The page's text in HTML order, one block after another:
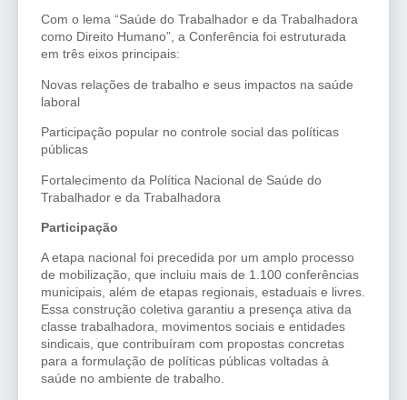
Com o lema “Saúde do Trabalhador e da Trabalhadora
como Direito Humano”, a Conferência foi estruturada
em três eixos principais:
Novas relações de trabalho e seus impactos na saúde
laboral
Participação popular no controle social das políticas
públicas
Fortalecimento da Política Nacional de Saúde do
Trabalhador e da Trabalhadora
Participação
A etapa nacional foi precedida por um amplo processo
de mobilização, que incluiu mais de 1.100 conferências
municipais, além de etapas regionais, estaduais e livres.
Essa construção coletiva garantiu a presença ativa da
classe trabalhadora, movimentos sociais e entidades
sindicais, que contribuíram com propostas concretas
para a formulação de políticas públicas voltadas à
saúde no ambiente de trabalho.